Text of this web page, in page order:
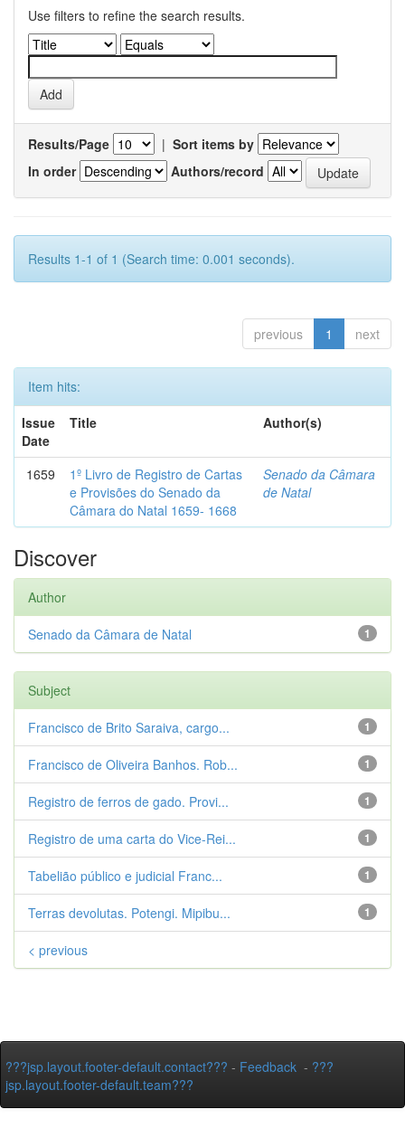
Use filters to refine the search results.
Results/Page | Sort items by
In order
Authors/record
Results 1-1 of 1 (Search time: 0.001 seconds).
previous 1 next
Item hits:
Issue
Date
Title Author(s)
1659
1º Livro de Registro de Cartas
e Provisões do Senado da
Câmara do Natal 1659- 1668
Senado da Câmara
de Natal
Discover
Author
1
Senado da Câmara de Natal
Subject
1
Francisco de Brito Saraiva, cargo...
1
Francisco de Oliveira Banhos. Rob...
1
Registro de ferros de gado. Provi...
1
Registro de uma carta do Vice-Rei...
1
Tabelião público e judicial Franc...
1
Terras devolutas. Potengi. Mipibu...
< previous
???jsp.layout.footer-default.contact??? - Feedback - ???
jsp.layout.footer-default.team???